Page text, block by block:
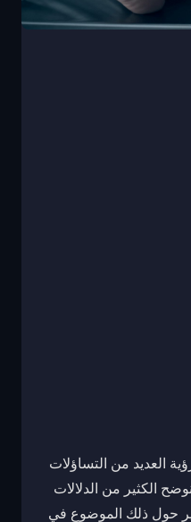
العديد من التساؤلات
الكثير من الدلالات
حول ذلك الموضوع في